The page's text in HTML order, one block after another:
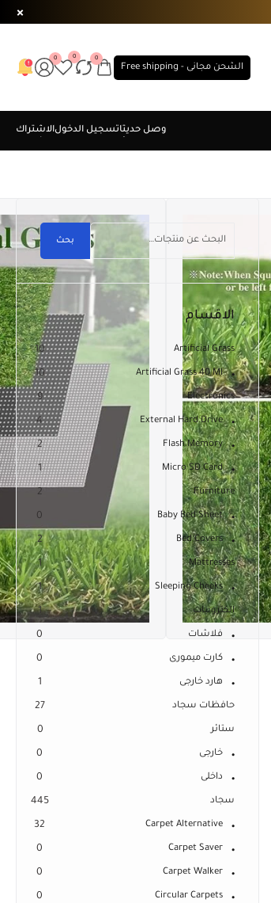
الشحن مجانى - Free shipping
0
0
0
ENJOY YOUR GIFT VALID
بحث
الاقسام
Artificial Grass
10
Artificial Grass 40 Ml
10
Electronics
9
External Hard Drive
4
Flash Memory
2
Micro SD Card
1
Furniture
2
Baby Bed Sheet
0
Bed Covers
2
Mattresses
1
Sleeping Cheeks
1
الكترونيات 1
فلاشات 0
كارت ميمورى 0
هارد خارجى 1
حافظات سجاد 27
ستائر 0
خارجى 0
داخلى 0
سجاد 445
Carpet Alternative
32
Carpet Saver
0
Carpet Walker
0
Circular Carpets
0